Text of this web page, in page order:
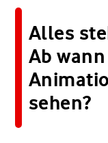
Alles
Ab
sehen?